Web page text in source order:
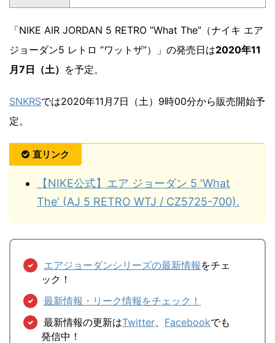
「NIKE AIR JORDAN 5 RETRO ”What The”（ナイキ エア
ジョーダン5 レトロ ”ワットザ”）」の発売日は2020年11
月7日（土） を予定。
SNKRSでは2020年11月7日（土）9時00分から販売開始予
定。
直リンク
【NIKE公式】エア ジョーダン 5 'What
The' (AJ 5 RETRO WTJ / CZ5725-700).
エアジョーダンシリーズの最新情報 をチェ
ック！
最新情報・リーク情報をチェック！
最新情報の更新はTwitter Facebookでも
発信中！